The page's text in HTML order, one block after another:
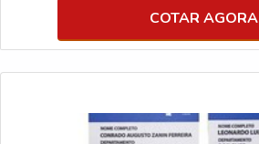
COTAR AGORA